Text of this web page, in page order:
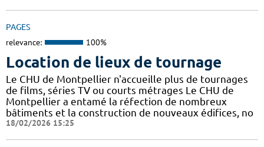
PAGES
relevance: 100%
Location de lieux de tournage
Le CHU de Montpellier n'accueille plus de tournages
de films, séries TV ou courts métrages Le CHU de
Montpellier a entamé la réfection de nombreux
bâtiments et la construction de nouveaux édifices, no
18/02/2026 15:25